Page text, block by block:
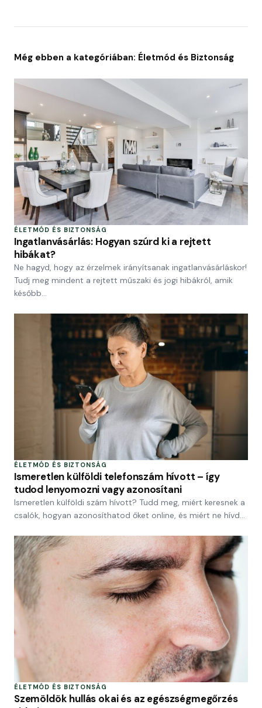
Még ebben a kategóriában: Életmód és Biztonság
ÉLETMÓD ÉS BIZTONSÁG
Ingatlanvásárlás: Hogyan szúrd ki a rejtett
hibákat?
Ne hagyd, hogy az érzelmek irányítsanak ingatlanvásárláskor!
Tudj meg mindent a rejtett műszaki és jogi hibákról, amik
később…
ÉLETMÓD ÉS BIZTONSÁG
Ismeretlen külföldi telefonszám hívott – így
tudod lenyomozni vagy azonosítani
Ismeretlen külföldi szám hívott? Tudd meg, miért keresnek a
csalók, hogyan azonosíthatod őket online, és miért ne hívd…
ÉLETMÓD ÉS BIZTONSÁG
Szemöldök hullás okai és az egészségmegőrzés